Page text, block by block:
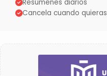
Resúmenes diarios
Cancela cuando quieras